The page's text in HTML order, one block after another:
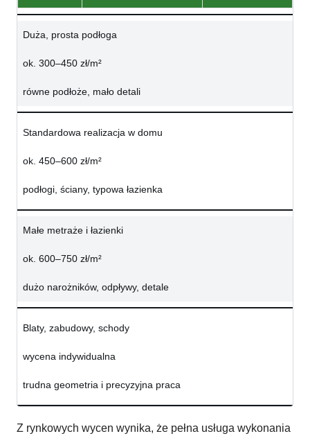
Duża, prosta podłoga
ok. 300–450 zł/m²
równe podłoże, mało detali
Standardowa realizacja w domu
ok. 450–600 zł/m²
podłogi, ściany, typowa łazienka
Małe metraże i łazienki
ok. 600–750 zł/m²
dużo narożników, odpływy, detale
Blaty, zabudowy, schody
wycena indywidualna
trudna geometria i precyzyjna praca
Z rynkowych wycen wynika, że pełna usługa wykonania